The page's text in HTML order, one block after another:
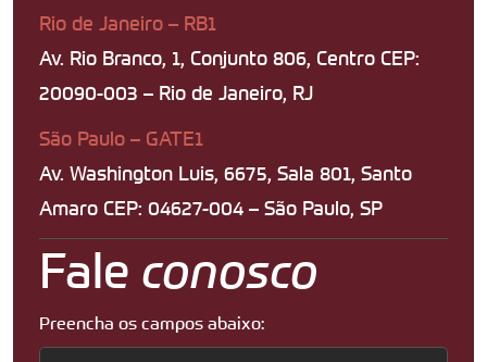
Rio de Janeiro – RB1
Av. Rio Branco, 1, Conjunto 806, Centro CEP:
20090-003 – Rio de Janeiro, RJ
São Paulo – GATE1
Av. Washington Luis, 6675, Sala 801, Santo
Amaro CEP: 04627-004 – São Paulo, SP
Fale conosco
Preencha os campos abaixo: